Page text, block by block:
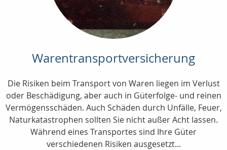
Warentransportversicherung
Die Risiken beim Transport von Waren liegen im Verlust
oder Beschädigung, aber auch in Güterfolge- und reinen
Vermögensschäden. Auch Schäden durch Unfälle, Feuer,
Naturkatastrophen sollten Sie nicht außer Acht lassen.
Während eines Transportes sind Ihre Güter
verschiedenen Risiken ausgesetzt...